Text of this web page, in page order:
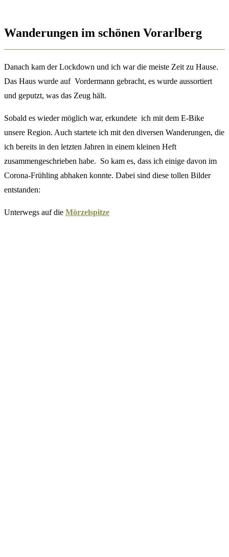
Wanderungen im schönen Vorarlberg
Danach kam der Lockdown und ich war die meiste Zeit zu Hause.
Das Haus wurde auf Vordermann gebracht, es wurde aussortiert
und geputzt, was das Zeug hält.
Sobald es wieder möglich war, erkundete ich mit dem E-Bike
unsere Region. Auch startete ich mit den diversen Wanderungen, die
ich bereits in den letzten Jahren in einem kleinen Heft
zusammengeschrieben habe. So kam es, dass ich einige davon im
Corona-Frühling abhaken konnte. Dabei sind diese tollen Bilder
entstanden:
Unterwegs auf die Mörzelspitze